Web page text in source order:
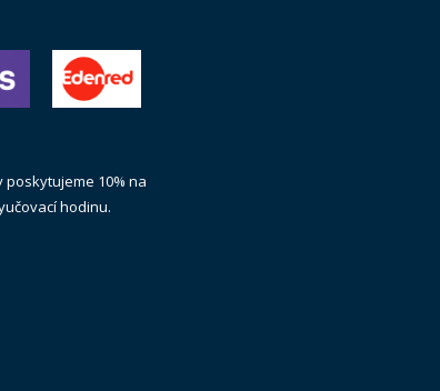
poskytujeme 10% na
hodinu.